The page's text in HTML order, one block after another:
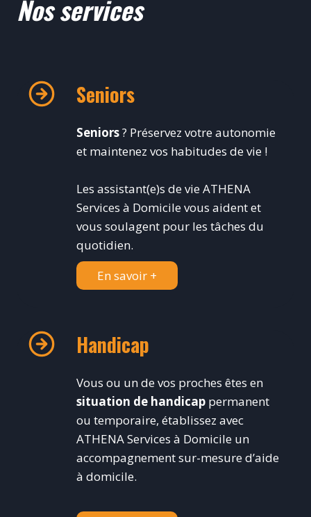
Nos services
Seniors
Seniors? Préservez votre autonomie
et maintenez vos habitudes de vie !
Les assistant(e)s de vie ATHENA
Services à Domicile vous aident et
vous soulagent pour les tâches du
quotidien.
En savoir +
Handicap
Vous ou un de vos proches êtes en
situation de handicap permanent
ou temporaire, établissez avec
ATHENA Services à Domicile un
accompagnement sur-mesure d’aide
à domicile.